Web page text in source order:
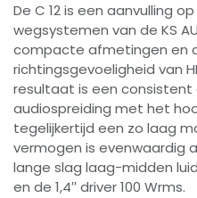
De C 12 is een aanvulling
wegsystemen van de KS
compacte afmetingen en
richtingsgevoeligheid van
resultaat is een
audiospreiding met het
tegelijkertijd een zo laag
vermogen is evenwaardig
lange slag laag-midden
en de 1,4′′ driver 100 Wrms.